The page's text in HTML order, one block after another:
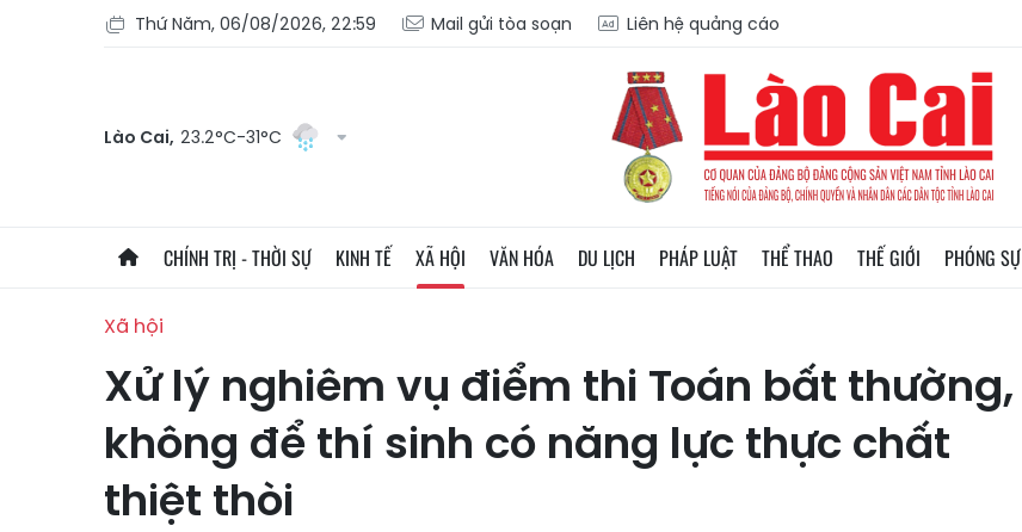
Thứ Năm, 06/08/2026, 22:59 Mail gửi tòa soạn Liên hệ quảng cáo
Lào Cai, 23.2°C-31°C
CHÍNH TRỊ - THỜI SỰ KINH TẾ XÃ HỘI VĂN HÓA DU LỊCH PHÁP LUẬT THỂ THAO THẾ GIỚI PHÓNG SỰ
Xã hội
Xử lý nghiêm vụ điểm thi Toán bất thường,
không để thí sinh có năng lực thực chất
thiệt thòi